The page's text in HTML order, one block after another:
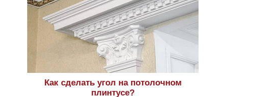
Как сделать угол на потолочном
плинтусе?